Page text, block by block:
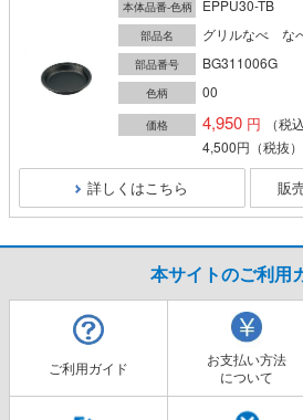
本体品番-色柄 EPPU30-TB
部品名 グリルなべ な
部品番号 BG311006G
色柄 00
価格 4,950
（税
4,500円 （税抜）
詳しくはこちら 販
本サイトのご利用
ご利用ガイド
お支払い方法
について